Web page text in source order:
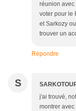
réunion avec
voter pour le
et Sarkozy
trouver un
Répondre
S
j'ai trouvé,
montrer avec